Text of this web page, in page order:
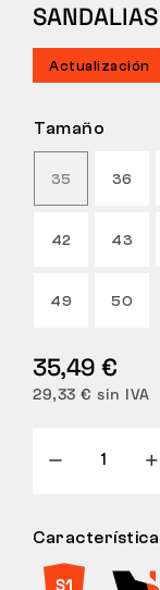
SOBRE
BLOG
LABORATORIO
TIENDA CON
Actualización
Tamaño
35 36
42 43
49 50
35,49 €
29,33 € sin IVA